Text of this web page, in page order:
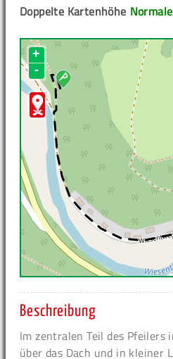
Doppelte Kartenhöhe
+
-
Beschreibung
Im zentralen Teil des Pfeilers
über das Dach und in kleiner